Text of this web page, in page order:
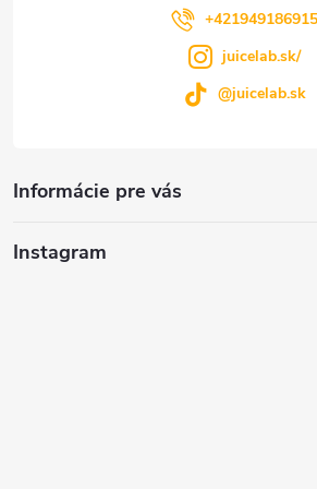
Informácie pre vás
+421949186915
juicelab.sk/
@juicelab.sk
Instagram